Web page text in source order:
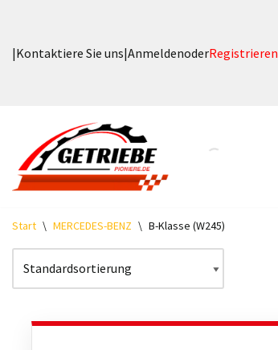
Zum
Inhalt
|Kontaktiere Sie uns|AnmeldenoderRegistrieren
Start \ MERCEDES-BENZ \ B-Klasse (W245)